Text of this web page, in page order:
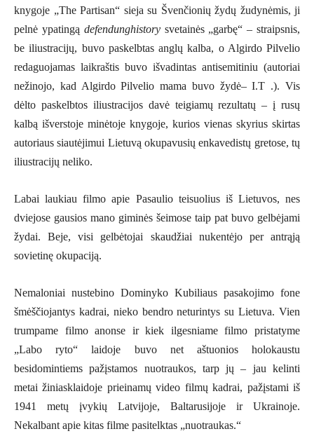
knygoje „The Partisan“ sieja su Švenčionių žydų žudynėmis, ji
pelnė ypatingą defendunghistorysvetainės „garbę“ – straipsnis,
be iliustracijų, buvo paskelbtas anglų kalba, o Algirdo Pilvelio
redaguojamas laikraštis buvo išvadintas antisemitiniu (autoriai
nežinojo, kad Algirdo Pilvelio mama buvo žydė– I.T .). Vis
dėlto paskelbtos iliustracijos davė teigiamų rezultatų – į rusų
kalbą išverstoje minėtoje knygoje, kurios vienas skyrius skirtas
autoriaus siautėjimui Lietuvą okupavusių enkavedistų gretose, tų
iliustracijų neliko.
Labai laukiau filmo apie Pasaulio teisuolius iš Lietuvos, nes
dviejose gausios mano giminės šeimose taip pat buvo gelbėjami
žydai. Beje, visi gelbėtojai skaudžiai nukentėjo per antrąją
sovietinę okupaciją.
Nemaloniai nustebino Dominyko Kubiliaus pasakojimo fone
šmėščiojantys kadrai, nieko bendro neturintys su Lietuva. Vien
trumpame filmo anonse ir kiek ilgesniame filmo pristatyme
„Labo ryto“ laidoje buvo net aštuonios holokaustu
besidomintiems pažįstamos nuotraukos, tarp jų – jau kelinti
metai žiniasklaidoje prieinamų video filmų kadrai, pažįstami iš
1941 metų įvykių Latvijoje, Baltarusijoje ir Ukrainoje.
Nekalbant apie kitas filme pasitelktas „nuotraukas.“